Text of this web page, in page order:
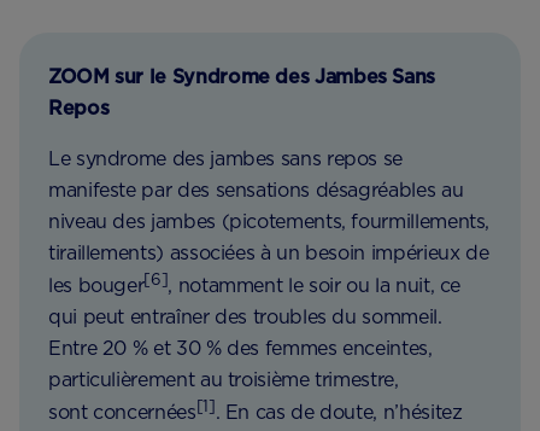
ZOOM sur le Syndrome des Jambes Sans
Repos
Le syndrome des jambes sans repos se
manifeste par des sensations désagréables au
niveau des jambes (picotements, fourmillements,
tiraillements) associées à un besoin impérieux de
les bouger[6], notamment le soir ou la nuit, ce
qui peut entraîner des troubles du sommeil.
Entre 20 % et 30 % des femmes enceintes,
particulièrement au troisième trimestre,
sont concernées[1]. En cas de doute, n’hésitez